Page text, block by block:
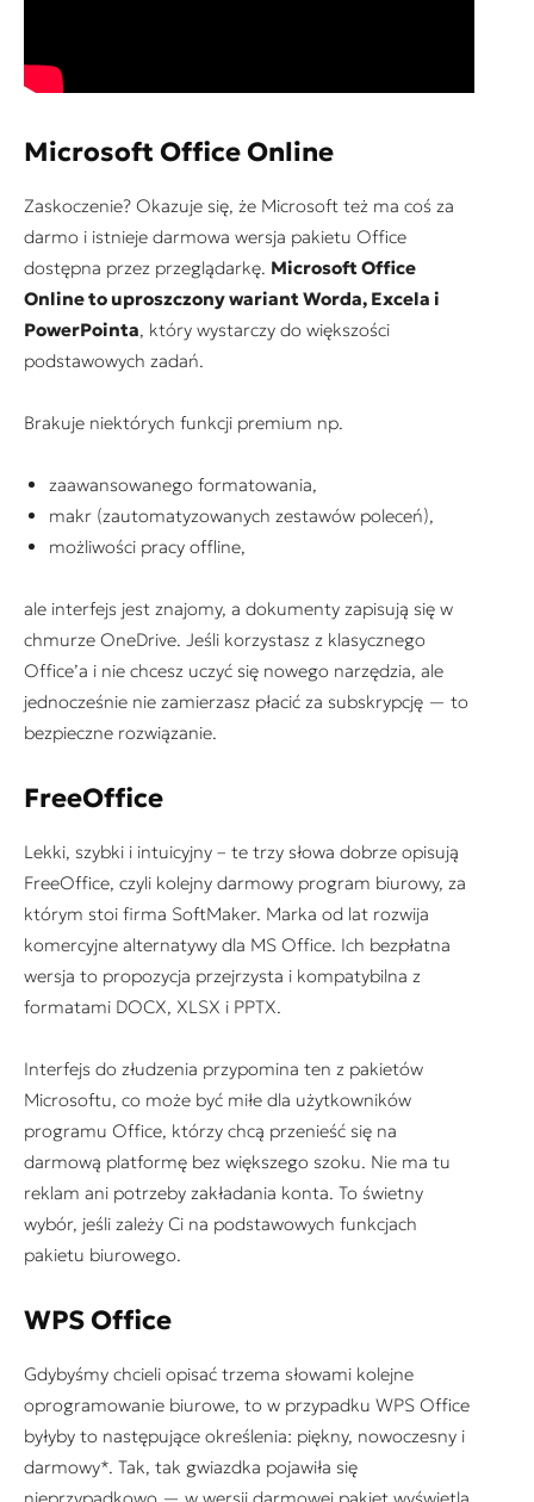
Microsoft Office Online
Zaskoczenie? Okazuje się, że Microsoft też ma coś za
darmo i istnieje darmowa wersja pakietu Office
dostępna przez przeglądarkę. Microsoft Office
Online to uproszczony wariant Worda, Excela i
PowerPointa, który wystarczy do większości
podstawowych zadań.
Brakuje niektórych funkcji premium np.
zaawansowanego formatowania,
makr (zautomatyzowanych zestawów poleceń),
możliwości pracy offline,
ale interfejs jest znajomy, a dokumenty zapisują się w
chmurze OneDrive. Jeśli korzystasz z klasycznego
Office’a i nie chcesz uczyć się nowego narzędzia, ale
jednocześnie nie zamierzasz płacić za subskrypcję — to
bezpieczne rozwiązanie.
FreeOffice
Lekki, szybki i intuicyjny – te trzy słowa dobrze opisują
FreeOffice, czyli kolejny darmowy program biurowy, za
którym stoi firma SoftMaker. Marka od lat rozwija
komercyjne alternatywy dla MS Office. Ich bezpłatna
wersja to propozycja przejrzysta i kompatybilna z
formatami DOCX, XLSX i PPTX.
Interfejs do złudzenia przypomina ten z pakietów
Microsoftu, co może być miłe dla użytkowników
programu Office, którzy chcą przenieść się na
darmową platformę bez większego szoku. Nie ma tu
reklam ani potrzeby zakładania konta. To świetny
wybór, jeśli zależy Ci na podstawowych funkcjach
pakietu biurowego.
WPS Office
Gdybyśmy chcieli opisać trzema słowami kolejne
oprogramowanie biurowe, to w przypadku WPS Office
byłyby to następujące określenia: piękny, nowoczesny i
darmowy*. Tak, tak gwiazdka pojawiła się
nieprzypadkowo — w wersji darmowej pakiet wyświetla